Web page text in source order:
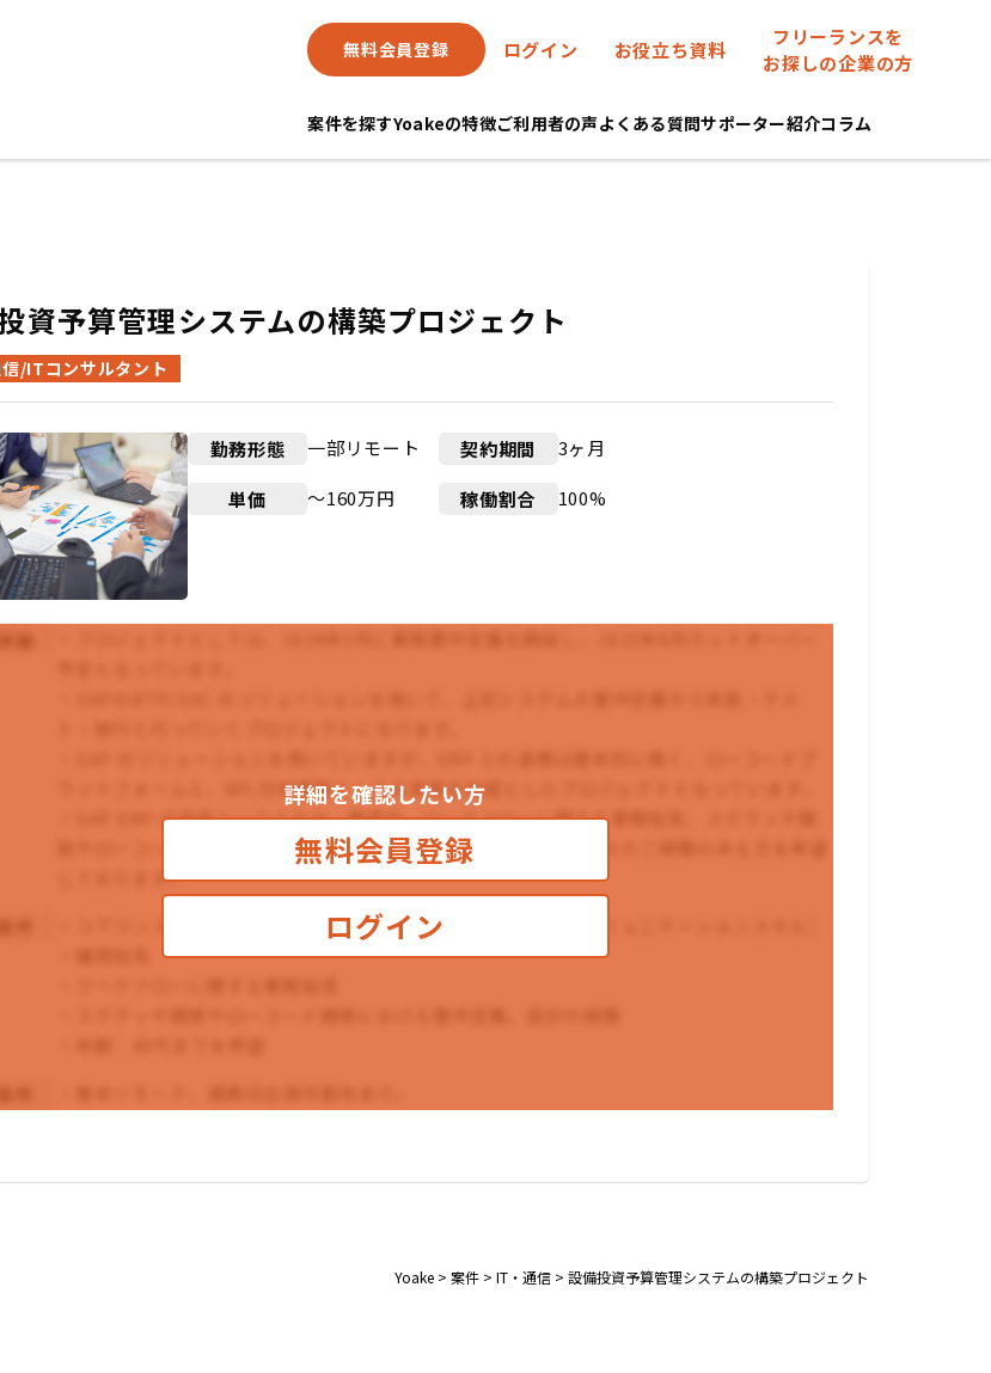
無料会員登録 ログイン お役立ち資料
フリーランスを
お探しの企業の方
案件を探すYoakeの特徴ご利用者の声よくある質問サポーター紹介コラム
資予算管理システムの構築プロジェクト
/ITコンサルタント
勤務形態 一部リモート 契約期間 3ヶ月
単価 〜160万円 稼働割合 100%
ラットフォームと、WF,分析基盤としての使用を前提としたプロジェクトとなっています。
・SAP ERP の知見というよりは、購買や、ワークフローに関する業務知見、スクラッチ開
発やローコード開発における、要件定義、設計を主体的に進められたご経験のある方を希望
しております。
・コアコンスキル（ロジカルシンキング、ドキュメント作成、コミュニケーションスキル）
詳細を確認したい方
無料会員登録
ログイン
Yoake > 案件 > IT・通信 > 設備投資予算管理システムの構築プロジェクト